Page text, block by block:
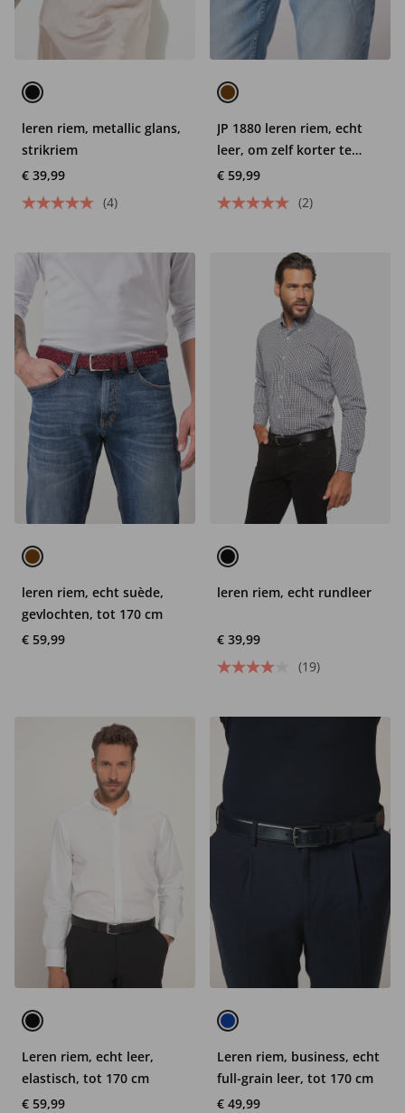
leren riem, metallic glans,
strikriem
€ 39,99
(4)
JP 1880 leren riem, echt
leer, om zelf korter te
maken, tot 170 cm
€ 59,99
(2)
leren riem, echt suède,
gevlochten, tot 170 cm
€ 59,99
leren riem, echt rundleer
€ 39,99
(19)
Leren riem, echt leer,
elastisch, tot 170 cm
€ 59,99
Leren riem, business, echt
full-grain leer, tot 170 cm
€ 49,99